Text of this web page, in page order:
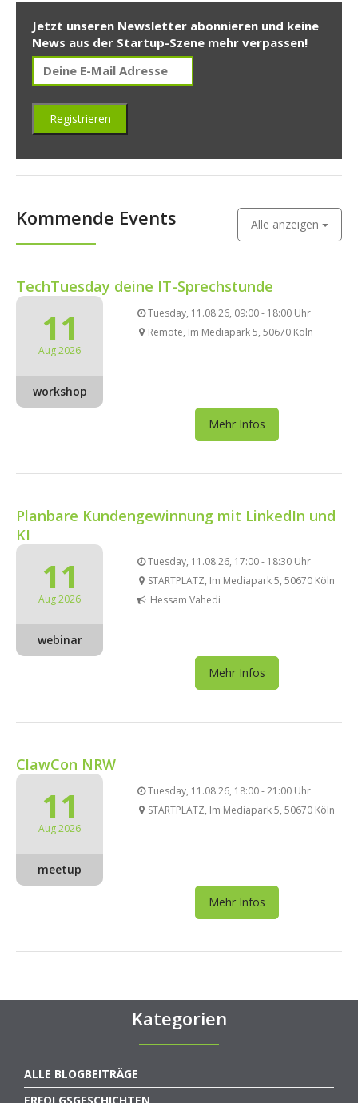
Jetzt unseren Newsletter abonnieren und keine
News aus der Startup-Szene mehr verpassen!
Kommende Events Alle anzeigen
TechTuesday deine IT-Sprechstunde
11
Aug 2026
workshop
Tuesday, 11.08.26, 09:00 - 18:00 Uhr
Remote, Im Mediapark 5, 50670 Köln
Mehr Infos
Planbare Kundengewinnung mit LinkedIn und
KI
11
Aug 2026
webinar
Tuesday, 11.08.26, 17:00 - 18:30 Uhr
STARTPLATZ, Im Mediapark 5, 50670 Köln
Hessam Vahedi
Mehr Infos
ClawCon NRW
11
Aug 2026
meetup
Tuesday, 11.08.26, 18:00 - 21:00 Uhr
STARTPLATZ, Im Mediapark 5, 50670 Köln
Mehr Infos
Kategorien
ALLE BLOGBEITRÄGE